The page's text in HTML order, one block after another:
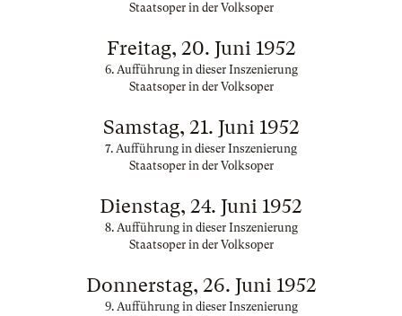
Staatsoper in der Volksoper
Freitag, 20. Juni 1952
6. Aufführung in dieser Inszenierung
Staatsoper in der Volksoper
Samstag, 21. Juni 1952
7. Aufführung in dieser Inszenierung
Staatsoper in der Volksoper
Dienstag, 24. Juni 1952
8. Aufführung in dieser Inszenierung
Staatsoper in der Volksoper
Donnerstag, 26. Juni 1952
9. Aufführung in dieser Inszenierung